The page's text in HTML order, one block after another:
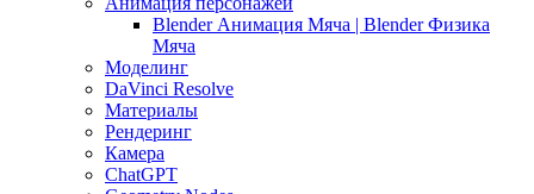
Blender Анимация Мяча | Blender Физика
Мяча
Моделинг
DaVinci Resolve
Материалы
Рендеринг
Камера
ChatGPT